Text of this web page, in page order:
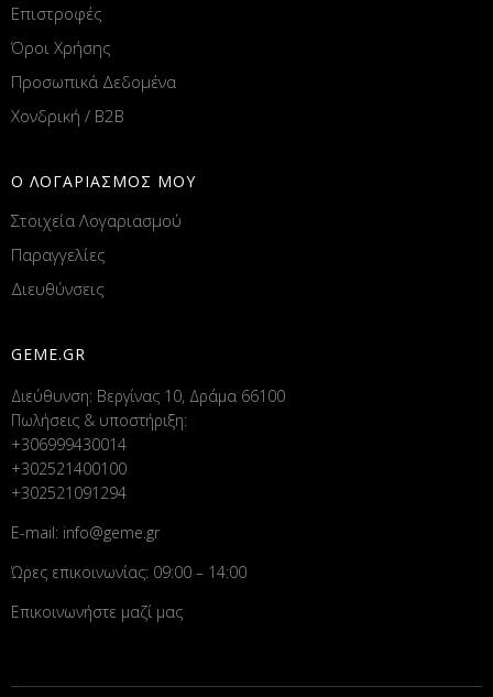
Επιστροφές
Όροι Χρήσης
Προσωπικά Δεδομένα
Χονδρική / B2B
Ο ΛΟΓΑΡΙΑΣΜΟΣ ΜΟΥ
Στοιχεία Λογαριασμού
Παραγγελίες
Διευθύνσεις
GEME.GR
Διεύθυνση: Βεργίνας 10, Δράμα 66100
Πωλήσεις & υποστήριξη:
+306999430014
+302521400100
+302521091294
E-mail: info@geme.gr
Ώρες επικοινωνίας: 09:00 – 14:00
Επικοινωνήστε μαζί μας